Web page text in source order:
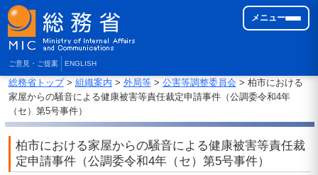
ご意見・ご提案 ENGLISH
メニュー
総務省トップ> 組織案内 > 外局等> 公害等調整委員会 > 柏市における
家屋からの騒音による健康被害等責任裁定申請事件（公調委令和4年
（セ）第5号事件）
柏市における家屋からの騒音による健康被害等責任裁
定申請事件（公調委令和4年（セ）第5号事件）